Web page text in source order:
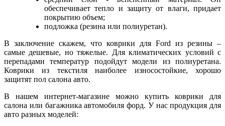
обеспечивает тепло и защиту от влаги, придает
покрытию объем;
подложка (резина или полиуретан).
В заключение скажем, что коврики для Ford из резины –
самые дешевые, но тяжелые. Для климатических условий с
перепадами температур подойдут модели из полиуретана.
Коврики из текстиля наиболее износостойкие, хорошо
защитят пол салона авто.
В нашем интернет-магазине можно купить коврики для
салона или багажника автомобиля форд. У нас продукция для
авто разных моделей: